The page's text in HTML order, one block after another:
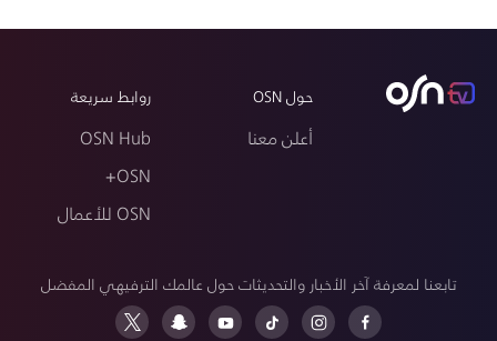
حول OSN
أعلن معنا
روابط سريعة
OSN Hub
OSN+
OSN للأعمال
تابعنا لمعرفة آخر الأخبار والتحديثات حول عالمك الترفيهي المفضل